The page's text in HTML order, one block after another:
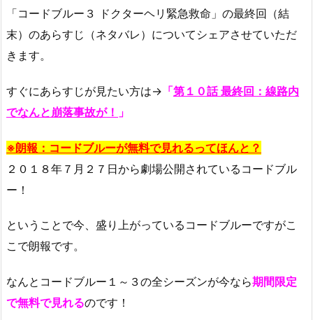
「コードブルー３ ドクターヘリ緊急救命」の最終回（結
末）のあらすじ（ネタバレ）についてシェアさせていただ
きます。
すぐにあらすじが見たい方は→ 「第１０話 最終回：線路内
でなんと崩落事故が！ 」
※朗報：コードブルーが無料で見れるってほんと？
２０１８年７月２７日から劇場公開されているコードブル
ー！
ということで今、盛り上がっているコードブルーですがこ
こで朗報です。
なんとコードブルー１～３の全シーズンが今なら期間限定
で無料で見れるのです！